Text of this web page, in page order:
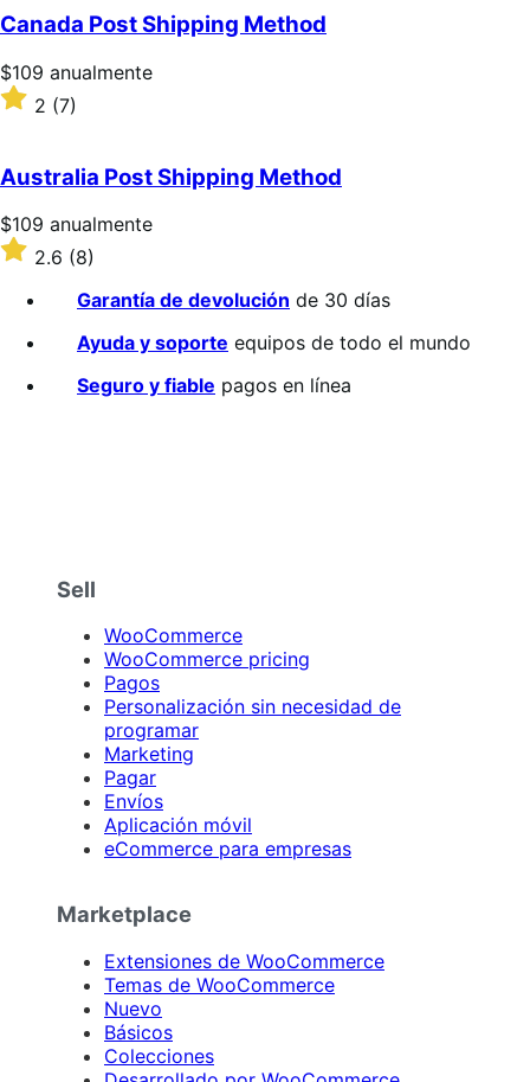
5
estrellas
Canada Post Shipping Method
Precio:
$109/anualmente
$109 anualmente
Valoración:
2
5
estrellas
2 (7)
Australia Post Shipping Method
Precio:
$109/anualmente
$109 anualmente
Valoración:
sobre
estrellas
2.6 (8)
Garantía de devolución de 30 días
Ayuda y soporte equipos de todo el mundo
Seguro y fiable pagos en línea
Sell
WooCommerce
WooCommerce pricing
Pagos
Personalización sin necesidad de
programar
Marketing
Pagar
Envíos
Aplicación móvil
eCommerce para empresas
Marketplace
Extensiones de WooCommerce
Temas de WooCommerce
Nuevo
Básicos
Colecciones